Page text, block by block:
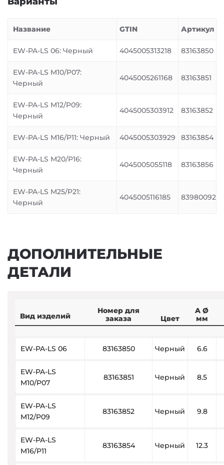
Название GTIN Артикул
EW-PA-LS 06: Черный 4045005313218 83163850
EW-PA-LS M10/P07:
Черный
4045005261168 83163851
EW-PA-LS M12/P09:
Черный
4045005303912 83163852
EW-PA-LS M16/P11: Черный 4045005303929 83163854
EW-PA-LS M20/P16:
Черный
4045005055118 83163856
EW-PA-LS M25/P21:
Черный
4045005116185 83980092
ДОПОЛНИТЕЛЬНЫЕ
ДЕТАЛИ
Вид изделий
Номер для
заказа
Цвет
A Ø
мм
EW-PA-LS 06 83163850 Черный 6.6
EW-PA-LS
M10/P07
83163851 Черный 8.5
EW-PA-LS
M12/P09
83163852 Черный 9.8
EW-PA-LS
M16/P11
83163854 Черный 12.3